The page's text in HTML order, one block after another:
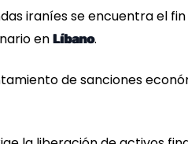
iraníes se encuentra el
en Líbano.
de sanciones